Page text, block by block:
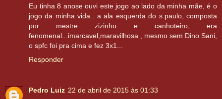
Eu tinha 8 anose ouvi este jogo ao lado da minha mãe, é o
jogo da minha vida.. a ala esquerda do s.paulo, composta
por mestre zizinho e canhoteiro, era
fenomenal...imarcavel,maravilhosa , mesmo sem Dino Sani,
o spfc foi pra cima e fez 3x1...
Responder
Pedro Luiz 22 de abril de 2015 às 01:33